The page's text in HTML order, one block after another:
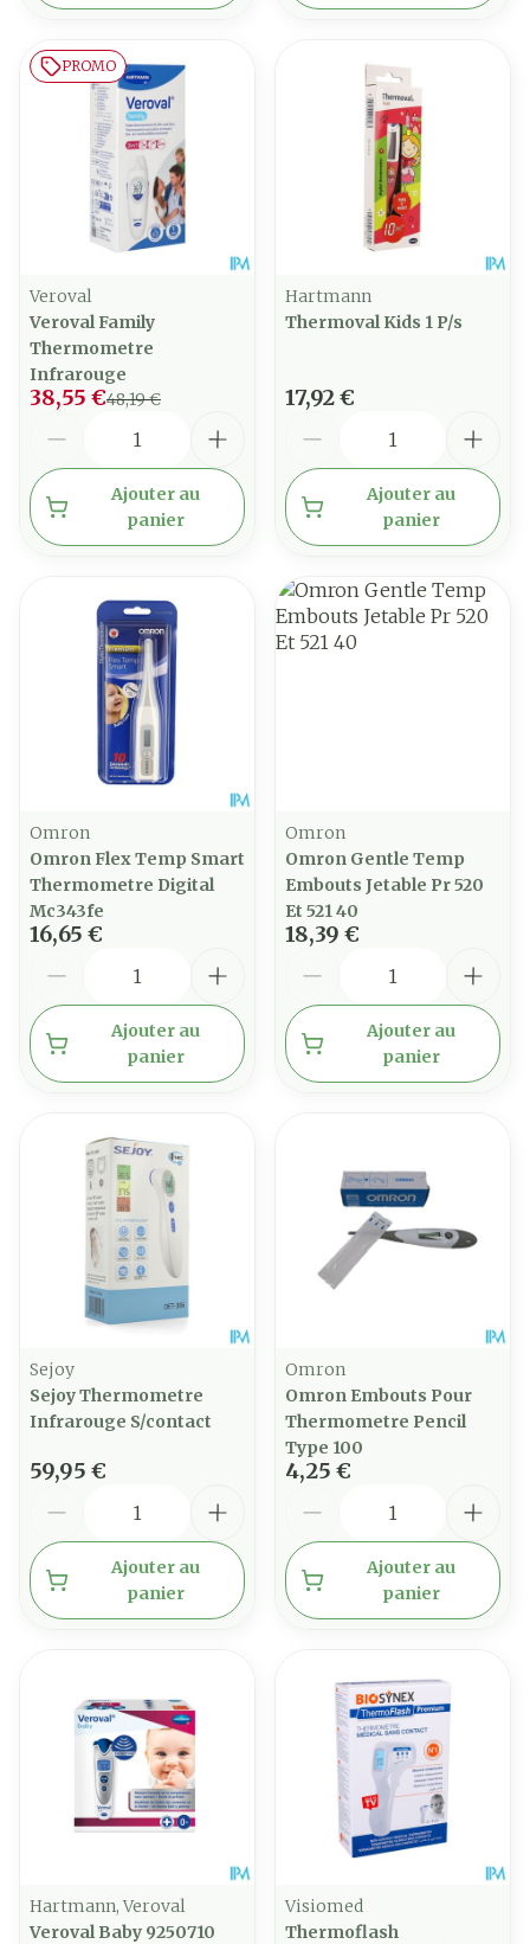
PROMO
Veroval
Veroval Family
Thermometre
Infrarouge
48,19 €
38,55 €
Ajouter au
panier
Hartmann
Thermoval Kids 1 P/s
17,92 €
Ajouter au
panier
Omron
Omron Flex Temp Smart
Thermometre Digital
Mc343fe
16,65 €
Ajouter au
panier
Omron
Omron Gentle Temp
Embouts Jetable Pr 520
Et 521 40
18,39 €
Ajouter au
panier
Sejoy
Sejoy Thermometre
Infrarouge S/contact
59,95 €
Ajouter au
panier
Omron
Omron Embouts Pour
Thermometre Pencil
Type 100
4,25 €
Ajouter au
panier
Hartmann, Veroval
Veroval Baby 9250710
Visiomed
Thermoflash